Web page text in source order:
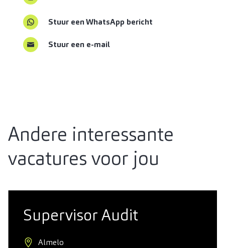
Stuur een WhatsApp bericht
Stuur een e-mail
Andere interessante
vacatures voor jou
Supervisor Audit
Almelo